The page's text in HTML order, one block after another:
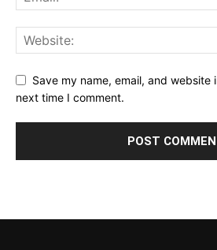
Save my name, email, and website
next time I comment.